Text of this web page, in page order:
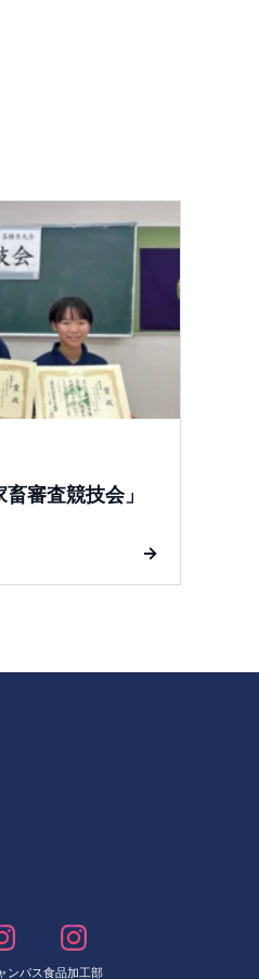
審査競技会」
→
ンパス食品加工部